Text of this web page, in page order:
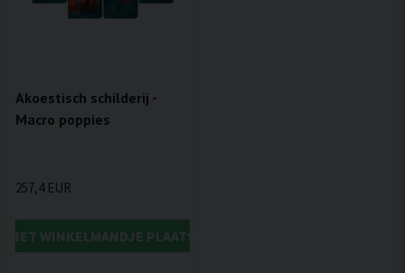
Akoestisch schilderij -
Macro poppies
257,4 EUR
HET WINKELMANDJE PLAATSEN